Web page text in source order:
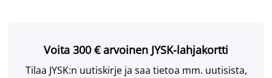
Voita 300 € arvoinen JYSK-lahjakortti
Tilaa JYSK:n uutiskirje ja saa tietoa mm. uutisista,